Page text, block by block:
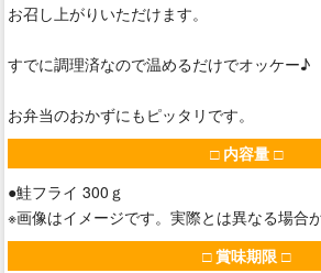
お召し上がりいただけます。
すでに調理済なので温めるだけでオッケー♪
お弁当のおかずにもピッタリです。
□ 内容量 □
●鮭フライ 300ｇ
※画像はイメージです。実際とは異なる場合が
□ 賞味期限 □